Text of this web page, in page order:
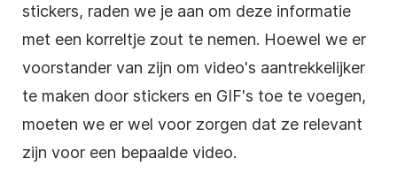
stickers, raden we je aan om deze informatie
met een korreltje zout te nemen. Hoewel we er
voorstander van zijn om video's aantrekkelijker
te maken door stickers en GIF's toe te voegen,
moeten we er wel voor zorgen dat ze relevant
zijn voor een bepaalde video.